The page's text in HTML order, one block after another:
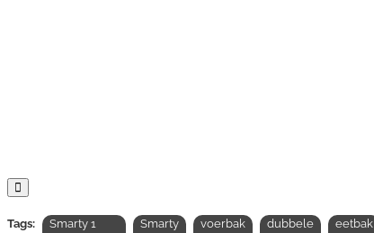
Tags:
Smarty 1
Smarty
voerbak
dubbele
eetbak